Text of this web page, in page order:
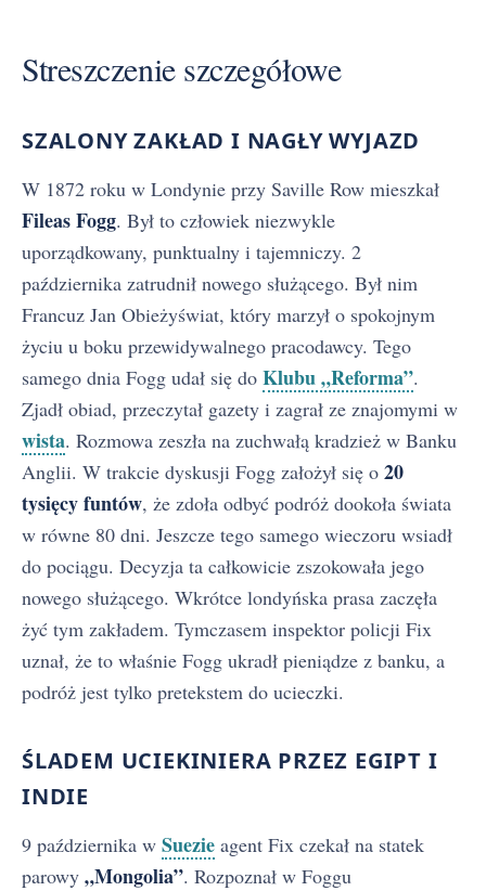
Streszczenie szczegółowe
SZALONY ZAKŁAD I NAGŁY WYJAZD
W 1872 roku w Londynie przy Saville Row mieszkał
Fileas Fogg. Był to człowiek niezwykle
uporządkowany, punktualny i tajemniczy. 2
października zatrudnił nowego służącego. Był nim
Francuz Jan Obieżyświat, który marzył o spokojnym
życiu u boku przewidywalnego pracodawcy. Tego
samego dnia Fogg udał się do Klubu „Reforma”.
Zjadł obiad, przeczytał gazety i zagrał ze znajomymi w
wista. Rozmowa zeszła na zuchwałą kradzież w Banku
Anglii. W trakcie dyskusji Fogg założył się o 20
tysięcy funtów, że zdoła odbyć podróż dookoła świata
w równe 80 dni. Jeszcze tego samego wieczoru wsiadł
do pociągu. Decyzja ta całkowicie zszokowała jego
nowego służącego. Wkrótce londyńska prasa zaczęła
żyć tym zakładem. Tymczasem inspektor policji Fix
uznał, że to właśnie Fogg ukradł pieniądze z banku, a
podróż jest tylko pretekstem do ucieczki.
ŚLADEM UCIEKINIERA PRZEZ EGIPT I
INDIE
9 października w Suezie agent Fix czekał na statek
parowy „Mongolia”. Rozpoznał w Foggu